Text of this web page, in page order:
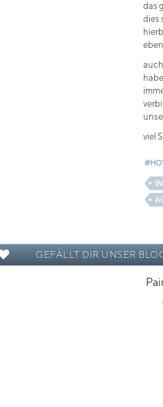
das
dies
viel
GEFÄLLT DIR UNSER